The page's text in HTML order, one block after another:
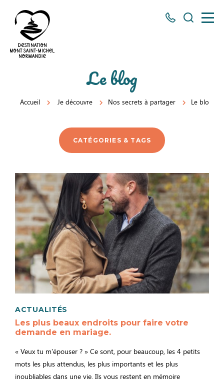
Michel
Tous
Le blog
Accueil Je découvre Nos secrets à partager Le blog
CATÉGORIES & TAGS
ACTUALITÉS
Les plus beaux endroits pour faire votre
demande en mariage.
« Veux tu m’épouser ? » Ce sont, pour beaucoup, les 4 petits
mots les plus attendus, les plus importants et les plus
inoubliables dans une vie. Ils vous restent en mémoire